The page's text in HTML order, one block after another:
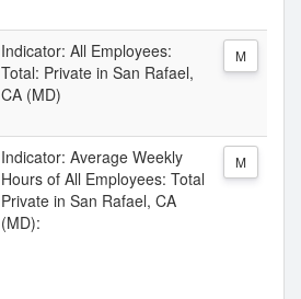
Indicator: All Employees:
Total: Private in San Rafael,
CA (MD)
M
Indicator: Average Weekly
Hours of All Employees: Total
Private in San Rafael, CA
(MD):
M